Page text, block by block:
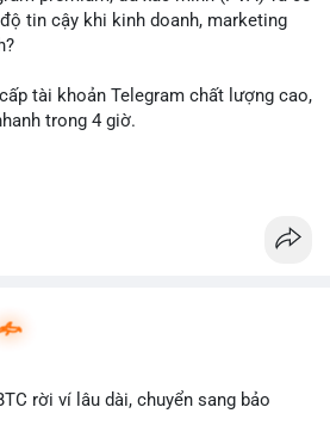
tin cậy khi kinh doanh, marketing
tài khoản Telegram chất lượng cao,
trong 4 giờ.
8938
tốt nhất!
rời ví lâu dài, chuyển sang bảo